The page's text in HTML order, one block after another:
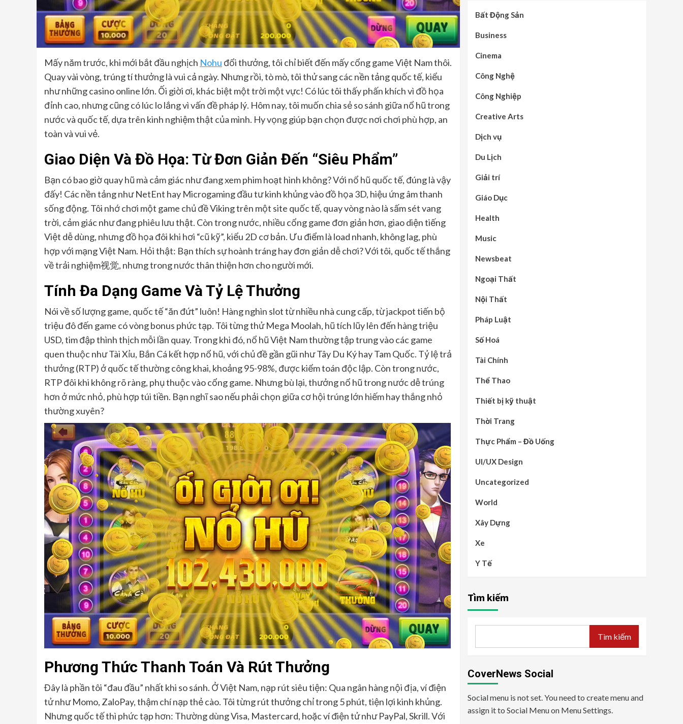
Mấy năm trước, khi mới bắt đầu nghịch Nohu đổi thưởng, tôi chỉ biết đến mấy cổng game Việt Nam thôi.
Quay vài vòng, trúng tí thưởng là vui cả ngày. Nhưng rồi, tò mò, tôi thử sang các nền tảng quốc tế, kiểu
như những casino online lớn. Ối giời ơi, khác biệt một trời một vực! Có lúc tôi thấy phấn khích vì đồ họa
đỉnh cao, nhưng cũng có lúc lo lắng vì vấn đề pháp lý. Hôm nay, tôi muốn chia sẻ so sánh giữa nổ hũ trong
nước và quốc tế, dựa trên kinh nghiệm thật của mình. Hy vọng giúp bạn chọn được nơi chơi phù hợp, an
toàn và vui vẻ.
Giao Diện Và Đồ Họa: Từ Đơn Giản Đến “Siêu Phẩm”
Bạn có bao giờ quay hũ mà cảm giác như đang xem phim hoạt hình không? Với nổ hũ quốc tế, đúng là vậy
đấy! Các nền tảng như NetEnt hay Microgaming đầu tư kinh khủng vào đồ họa 3D, hiệu ứng âm thanh
sống động. Tôi nhớ chơi một game chủ đề Viking trên một site quốc tế, quay vòng nào là sấm sét vang
trời, cảm giác như đang phiêu lưu thật. Còn trong nước, nhiều cổng game đơn giản hơn, giao diện tiếng
Việt dễ dùng, nhưng đồ họa đôi khi hơi “cũ kỹ”, kiểu 2D cơ bản. Ưu điểm là load nhanh, không lag, phù
hợp với mạng Việt Nam. Hỏi thật: Bạn thích sự hoành tráng hay đơn giản dễ chơi? Với tôi, quốc tế thắng
về trải nghiệm视觉, nhưng trong nước thân thiện hơn cho người mới.
Tính Đa Dạng Game Và Tỷ Lệ Thưởng
Nói về số lượng game, quốc tế “ăn đứt” luôn! Hàng nghìn slot từ nhiều nhà cung cấp, từ jackpot tiến bộ
triệu đô đến game có vòng bonus phức tạp. Tôi từng thử Mega Moolah, hũ tích lũy lên đến hàng triệu
USD, tim đập thình thịch mỗi lần quay. Trong khi đó, nổ hũ Việt Nam thường tập trung vào các game
quen thuộc như Tài Xỉu, Bắn Cá kết hợp nổ hũ, với chủ đề gần gũi như Tây Du Ký hay Tam Quốc. Tỷ lệ trả
thưởng (RTP) ở quốc tế thường công khai, khoảng 95-98%, được kiểm toán độc lập. Còn trong nước,
RTP đôi khi không rõ ràng, phụ thuộc vào cổng game. Nhưng bù lại, thưởng nổ hũ trong nước dễ trúng
hơn ở mức nhỏ, phù hợp túi tiền. Bạn nghĩ sao nếu phải chọn giữa cơ hội trúng lớn hiếm hay thắng nhỏ
thường xuyên?
Phương Thức Thanh Toán Và Rút Thưởng
Đây là phần tôi “đau đầu” nhất khi so sánh. Ở Việt Nam, nạp rút siêu tiện: Qua ngân hàng nội địa, ví điện
tử như Momo, ZaloPay, thậm chí nạp thẻ cào. Tôi từng rút thưởng chỉ trong 5 phút, tiện lợi kinh khủng.
Nhưng quốc tế thì phức tạp hơn: Thường dùng Visa, Mastercard, hoặc ví điện tử như PayPal, Skrill. Với
Bất Động Sản
Business
Cinema
Công Nghệ
Công Nghiệp
Creative Arts
Dịch vụ
Du Lịch
Giải trí
Giáo Dục
Health
Music
Newsbeat
Ngoại Thất
Nội Thất
Pháp Luật
Số Hoá
Tài Chính
Thể Thao
Thiết bị kỹ thuật
Thời Trang
Thực Phẩm – Đồ Uống
UI/UX Design
Uncategorized
World
Xây Dựng
Xe
Y Tế
Tìm kiếm
Tìm kiếm
CoverNews Social
Social menu is not set. You need to create menu and
assign it to Social Menu on Menu Settings.